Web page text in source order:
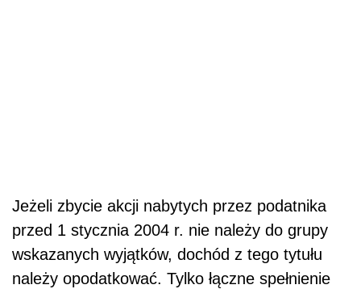
Jeżeli zbycie akcji nabytych przez podatnika
przed 1 stycznia 2004 r. nie należy do grupy
wskazanych wyjątków, dochód z tego tytułu
należy opodatkować. Tylko łączne spełnienie